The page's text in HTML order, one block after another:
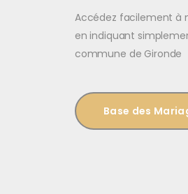
Accédez facilement à
en indiquant
commune de Gironde
Base des